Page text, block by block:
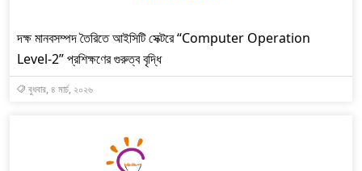
দক্ষ মানবসম্পদ তৈরিতে আইসিটি সেক্টরে “Computer Operation
Level-2” প্রশিক্ষণের গুরুত্ব বৃদ্ধি
বুধবার, ৪ মার্চ, ২০২৬